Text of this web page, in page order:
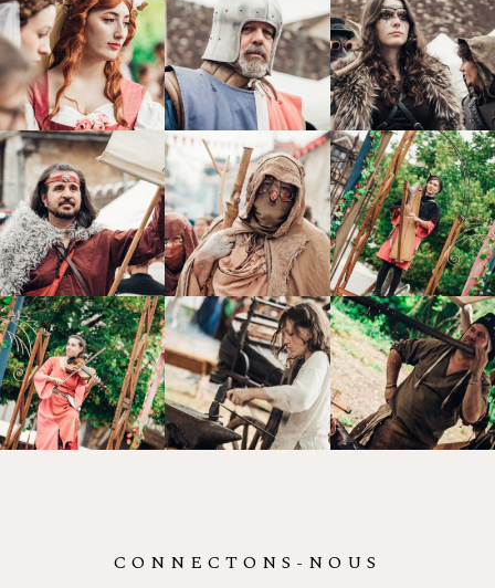
CONNECTONS-NOUS